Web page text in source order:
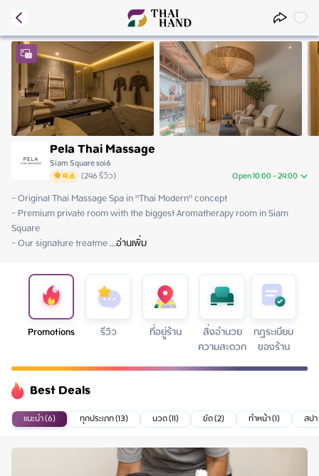
Pela Thai Massage
Siam Square soi6
4.6 (246รีวิว) Open 10:00 - 24:00
Friday
Saturday 10:00 - 24:00
Sunday
Monday
Wednesday 10:00 - 24:00
Thursday 10:00 - 24:00
- Original Thai Massage Spa in "Thai Modern" concept
- Premium private room with the biggest Aromatherapy room in Siam
Square
- Our signature treatme ...อ่านเพิ่ม
Promotions รีวิว ที่อยู่ร้าน สิ่งอำนวย
ความสะดวก
กฏระเบียบ
ของร้าน
Best Deals
แนะนำ (6) ทุกประเภท (13) นวด (11) ขัด (2) ทำหน้า (1) สป